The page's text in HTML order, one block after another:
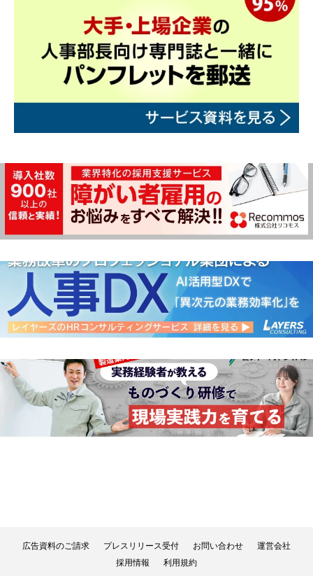
広告資料のご請求 プレスリリース受付 お問い合わせ
運営会社
採用情報
利用規約